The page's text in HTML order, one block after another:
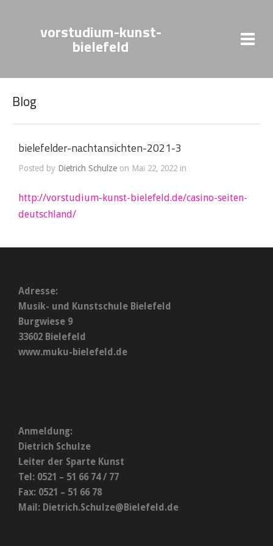
vorstudium-kunst-
bielefeld
Blog
bielefelder-nachtansichten-2021-3
Posted by Dietrich Schulze on Mai 22, 2022 in
http://vorstudium-kunst-bielefeld.de/casino-seiten-
deutschland/
Adresse:
Musik- und Kunstschule Bielefeld
Burgwiese 9
33602 Bielefeld
www.muku-bielefeld.de
Anmeldung:
Dietrich Schulze
Leiter der Sparte Kunst
Tel: 0521 – 51 66 74 / 77
Fax: 0521 – 51 66 78
Mail: Dietrich.Schulze@Bielefeld.de